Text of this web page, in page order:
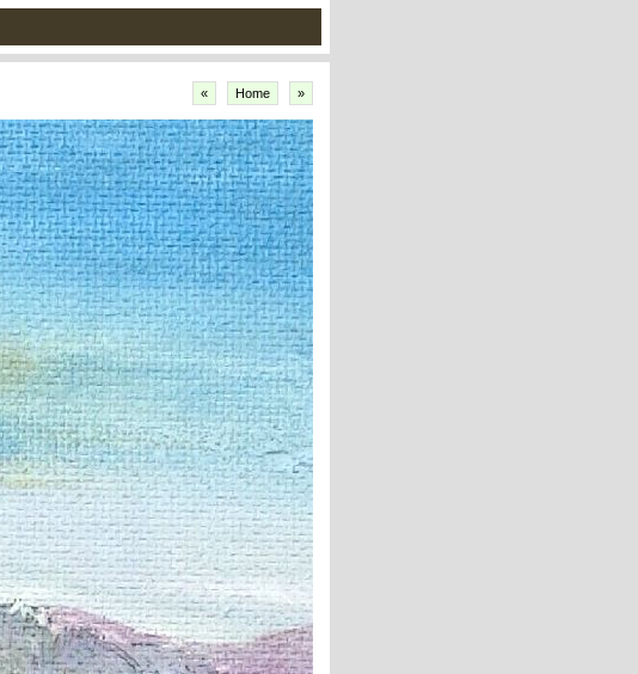
« Home »